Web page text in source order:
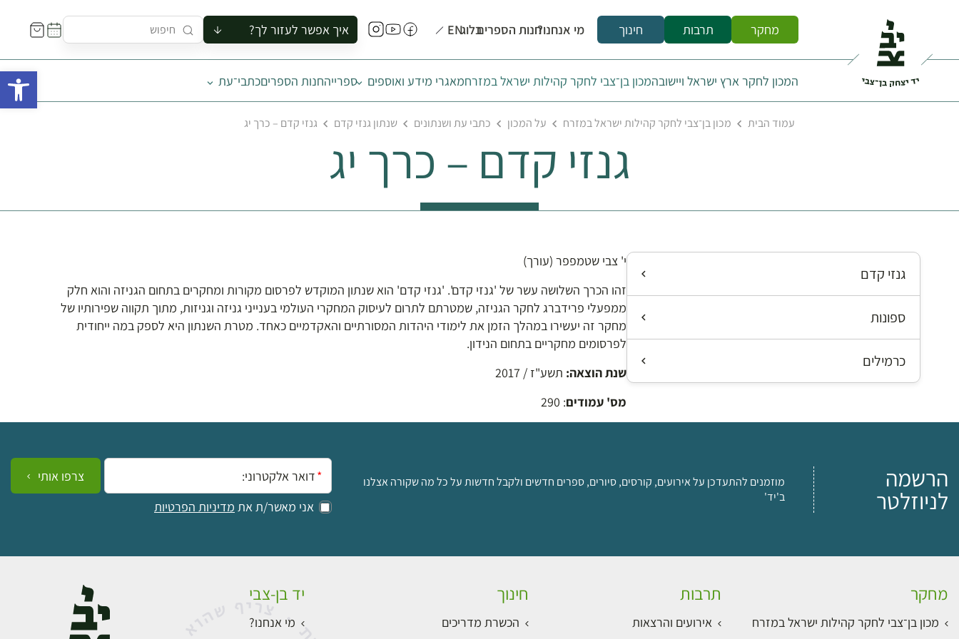
מחקר תרבות חינוך מי אנחנו?חנות הספריםבלוגEN איך אפשר לעזור לך?
להזמין סיור לקבוצה
להירשם לסיור
להירשם לקורס
לקנות ספר
לתאם ביקור בצריף
המכון לחקר ארץ ישראל ויישובהמכון בן־צבי לחקר קהילות ישראל במזרחמאגרי מידע ואוספים ספרייהחנות הספריםכתבי־עת
עמוד הבית מכון בן־צבי לחקר קהילות ישראל במזרח על המכון כתבי עת ושנתונים שנתון גנזי קדם גנזי קדם – כרך יג
גנזי קדם – כרך יג
גנזי קדם
ספונות
כרמילים
י' צבי שטמפפר (עורך)
זהו הכרך השלושה עשר של 'גנזי קדם'. 'גנזי קדם' הוא שנתון המוקדש לפרסום מקורות ומחקרים בתחום הגניזה והוא חלק
ממפעלי פרידברג לחקר הגניזה, שמטרתם לתרום לעיסוק המחקרי העולמי בענייני גניזה וגניזות, מתוך תקווה שפירותיו של
מחקר זה יעשירו במהלך הזמן את לימודי היהדות המסורתיים והאקדמיים כאחד. מטרת השנתון היא לספק במה ייחודית
לפרסומים מחקריים בתחום הנידון.
שנת הוצאה: תשע"ז / 2017
מס' עמודים: 290
הרשמה
לניוזלטר
מוזמנים להתעדכן על אירועים, קורסים, סיורים, ספרים חדשים ולקבל חדשות על כל מה שקורה אצלנו
ב'יד'
אימייל:
אני מאשר/ת את מדיניות הפרטיות
צרפו אותי
מחקר
מכון בן־צבי לחקר קהילות ישראל במזרח
תרבות
אירועים והרצאות
חינוך
הכשרת מדריכים
יד בן-צבי
מי אנחנו?